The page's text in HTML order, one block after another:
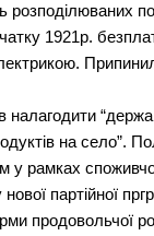
розподілюваних
1921р.
на село”.
у рамках
партійної
продовольчої